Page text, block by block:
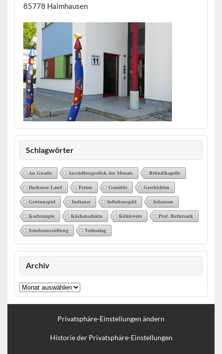
85778 Haimhausen
Schlagwörter
An Guadn Ausstellungsstück des Monats Bründlkapelle
Dachauer Land Ferien Gemälde Geschichten
Gewinnspiel Indianer Inflationsgeld Inhausen
Kochrezepte Küchenschätze Kühlewein Prof. Buttersack
Sonderausstellung Vorlesetag
Archiv
Archiv
Privatsphäre-Einstellungen ändern
Historie der Privatsphäre-Einstellungen